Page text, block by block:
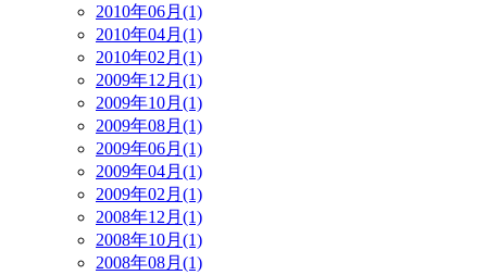
2010年06月(1)
2010年04月(1)
2010年02月(1)
2009年12月(1)
2009年10月(1)
2009年08月(1)
2009年06月(1)
2009年04月(1)
2009年02月(1)
2008年12月(1)
2008年10月(1)
2008年08月(1)